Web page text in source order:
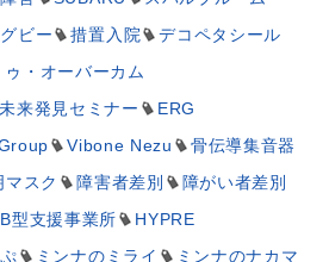
ビー 措置入院
デコペタシール
・オーバーカム
未来発見セミナー
ERG
Vibone Nezu
骨伝導集音器
マスク 障害者差別
障がい者差別
型支援事業所
HYPRE
ミンナのミライ
ミンナのナカマ